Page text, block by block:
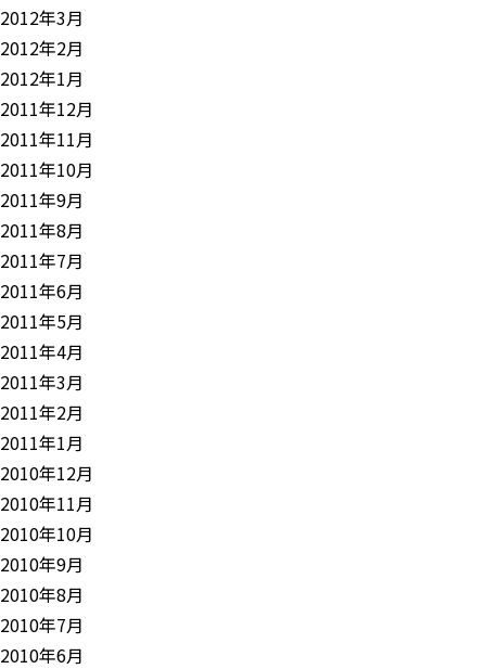
2012年3月
2012年2月
2012年1月
2011年12月
2011年11月
2011年10月
2011年9月
2011年8月
2011年7月
2011年6月
2011年5月
2011年4月
2011年3月
2011年2月
2011年1月
2010年12月
2010年11月
2010年10月
2010年9月
2010年8月
2010年7月
2010年6月